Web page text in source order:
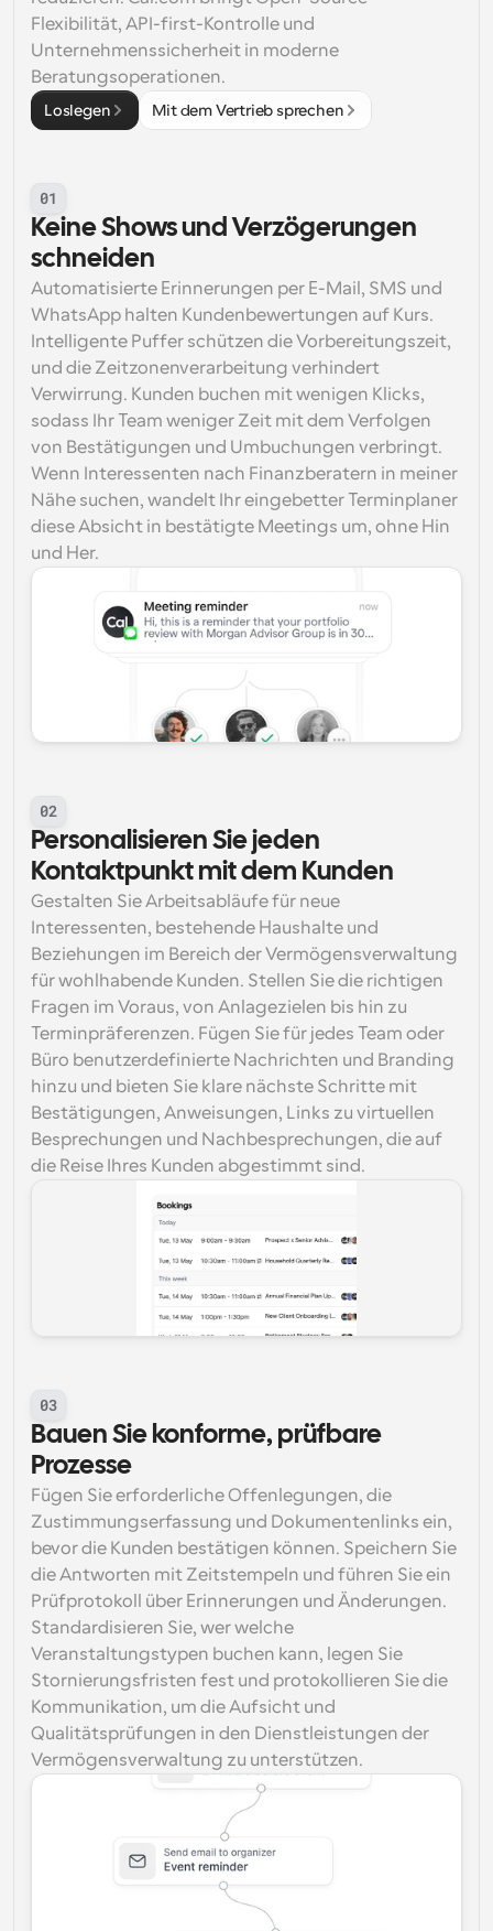
Flexibilität, API-first-Kontrolle und
Unternehmenssicherheit in moderne
Beratungsoperationen.
Loslegen Mit dem Vertrieb sprechen
01
Keine Shows und Verzögerungen
schneiden
Automatisierte Erinnerungen per E-Mail, SMS und
WhatsApp halten Kundenbewertungen auf Kurs.
Intelligente Puffer schützen die Vorbereitungszeit,
und die Zeitzonenverarbeitung verhindert
Verwirrung. Kunden buchen mit wenigen Klicks,
sodass Ihr Team weniger Zeit mit dem Verfolgen
von Bestätigungen und Umbuchungen verbringt.
Wenn Interessenten nach Finanzberatern in meiner
Nähe suchen, wandelt Ihr eingebetter Terminplaner
diese Absicht in bestätigte Meetings um, ohne Hin
und Her.
02
Personalisieren Sie jeden
Kontaktpunkt mit dem Kunden
Gestalten Sie Arbeitsabläufe für neue
Interessenten, bestehende Haushalte und
Beziehungen im Bereich der Vermögensverwaltung
für wohlhabende Kunden. Stellen Sie die richtigen
Fragen im Voraus, von Anlagezielen bis hin zu
Terminpräferenzen. Fügen Sie für jedes Team oder
Büro benutzerdefinierte Nachrichten und Branding
hinzu und bieten Sie klare nächste Schritte mit
Bestätigungen, Anweisungen, Links zu virtuellen
Besprechungen und Nachbesprechungen, die auf
die Reise Ihres Kunden abgestimmt sind.
03
Bauen Sie konforme, prüfbare
Prozesse
Fügen Sie erforderliche Offenlegungen, die
Zustimmungserfassung und Dokumentenlinks ein,
bevor die Kunden bestätigen können. Speichern Sie
die Antworten mit Zeitstempeln und führen Sie ein
Prüfprotokoll über Erinnerungen und Änderungen.
Standardisieren Sie, wer welche
Veranstaltungstypen buchen kann, legen Sie
Stornierungsfristen fest und protokollieren Sie die
Kommunikation, um die Aufsicht und
Qualitätsprüfungen in den Dienstleistungen der
Vermögensverwaltung zu unterstützen.